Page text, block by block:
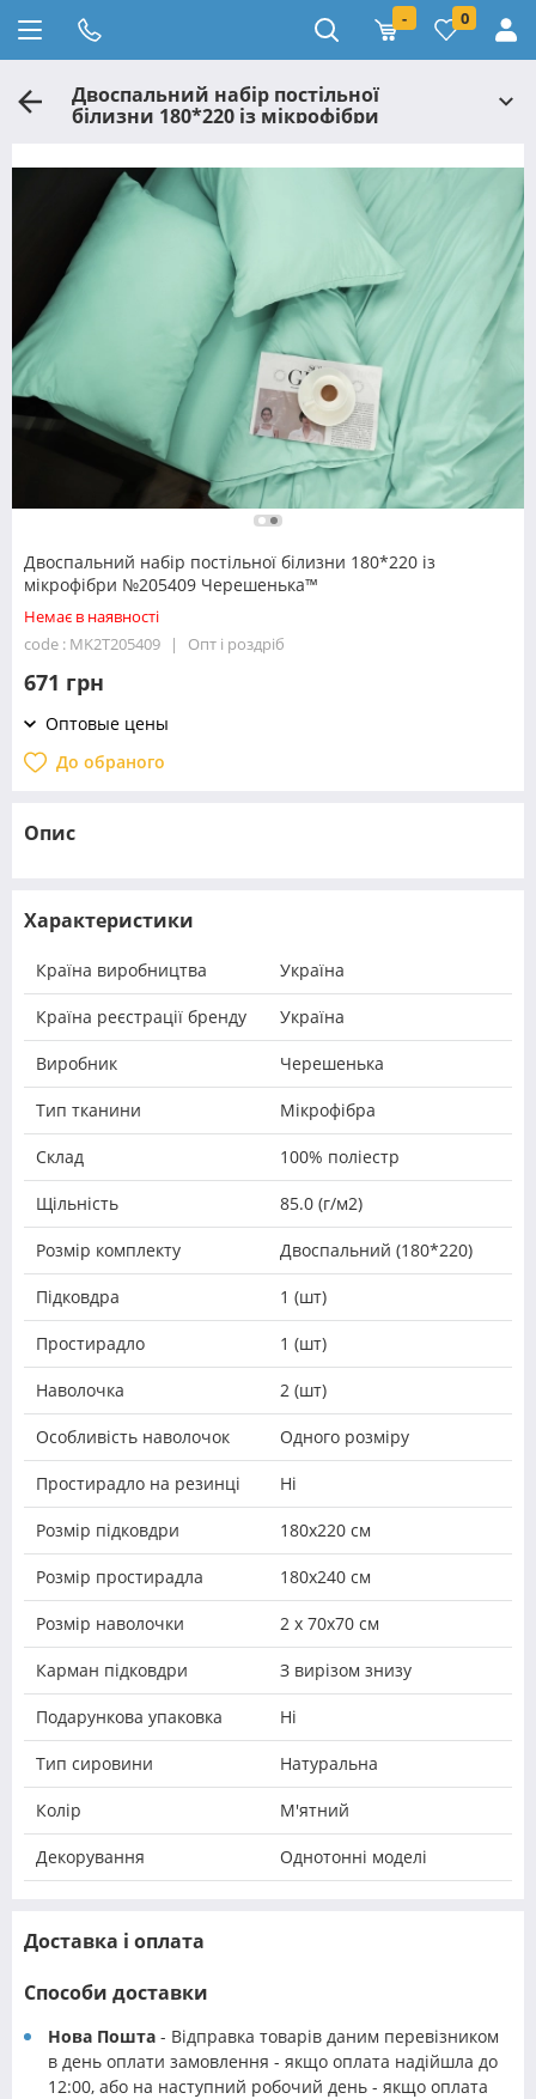
- 0
Двоспальний набір постільної
білизни 180*220 із мікрофібри
Двоспальний набір постільної білизни 180*220 із
мікрофібри №205409 Черешенька™
Немає в наявності
code : MK2T205409
Опт і роздріб
671 грн
Оптовые цены
До обраного
Опис
Характеристики
Країна виробництва Україна
Країна реєстрації бренду Україна
Виробник Черешенька
Тип тканини Мікрофібра
Склад 100% поліестр
Щільність 85.0 (г/м2)
Розмір комплекту Двоспальний (180*220)
Підковдра 1 (шт)
Простирадло 1 (шт)
Наволочка 2 (шт)
Особливість наволочок Одного розміру
Простирадло на резинці Ні
Розмір підковдри 180х220 см
Розмір простирадла 180x240 см
Розмір наволочки 2 х 70х70 см
Карман підковдри З вирізом знизу
Подарункова упаковка Ні
Тип сировини Натуральна
Колір М'ятний
Декорування Однотонні моделі
Доставка і оплата
Способи доставки
Нова Пошта - Відправка товарів даним перевізником
в день оплати замовлення - якщо оплата надійшла до
12:00, або на наступний робочий день - якщо оплата